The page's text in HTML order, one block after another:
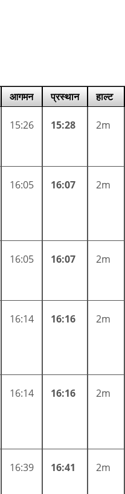
आगमन प्रस्थान हाल्ट
15:26 15:28 2m
16:05 16:07 2m
16:05 16:07 2m
16:14 16:16 2m
16:14 16:16 2m
16:39 16:41 2m